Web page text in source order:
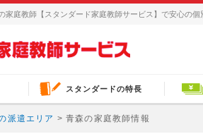
家庭教師【スタンダード家庭教師サービス】で安心の個
スタンダードの特長
派遣エリア > 青森の家庭教師情報